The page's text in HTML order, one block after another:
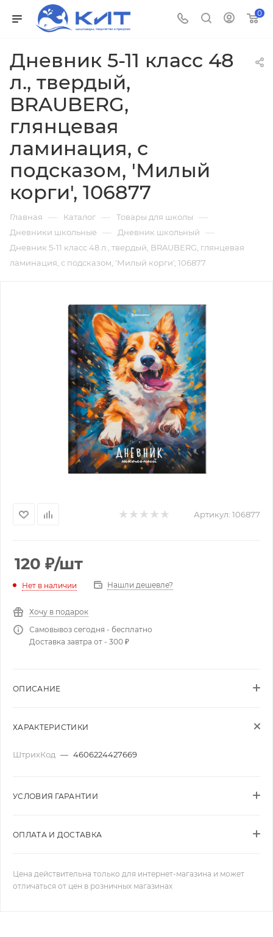
0
Дневник 5-11 класс 48
л., твердый,
BRAUBERG,
глянцевая
ламинация, с
подсказом, 'Милый
корги', 106877
Главная — Каталог — Товары для школы —
Дневники школьные — Дневник школьный —
Дневник 5-11 класс 48 л., твердый, BRAUBERG, глянцевая
ламинация, с подсказом, 'Милый корги', 106877
Артикул: 106877
120 ₽/шт
Нет в наличии Нашли дешевле?
Хочу в подарок
Самовывоз сегодня - бесплатно
Доставка завтра от - 300 ₽
ОПИСАНИЕ
ХАРАКТЕРИСТИКИ
ШтрихКод — 4606224427669
УСЛОВИЯ ГАРАНТИИ
ОПЛАТА И ДОСТАВКА
Цена действительна только для интернет-магазина и может
отличаться от цен в розничных магазинах